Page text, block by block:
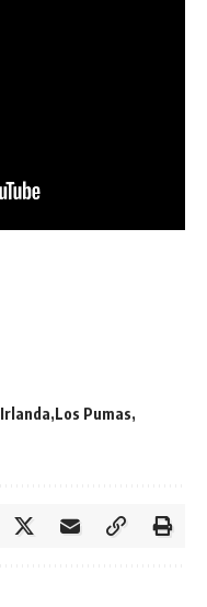
Irlanda Los Pumas